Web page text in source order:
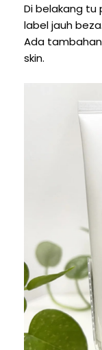
Di belakang tu
label jauh
Ada
skin.